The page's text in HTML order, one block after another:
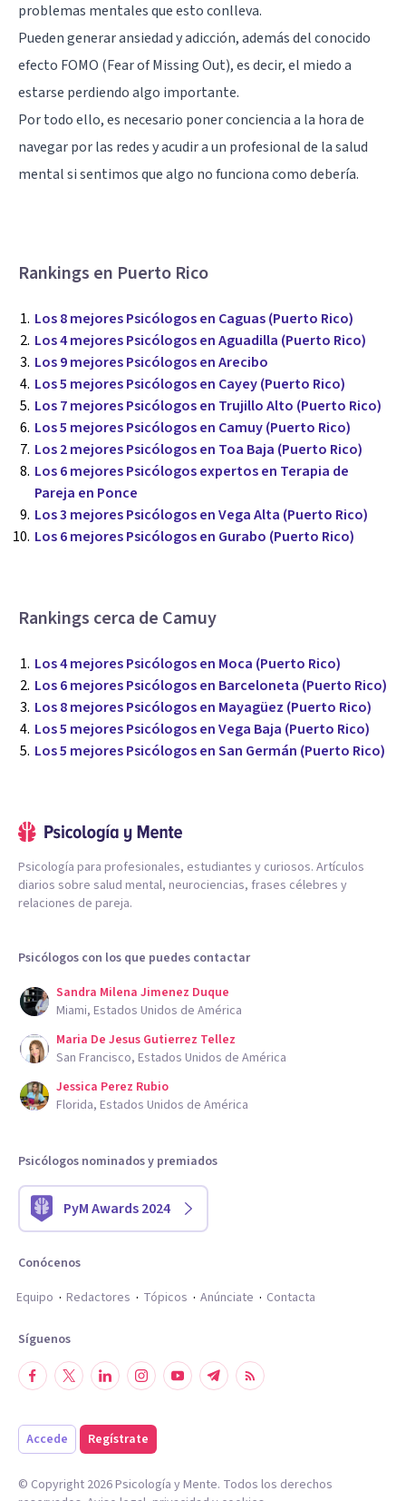
problemas mentales que esto conlleva.
Pueden generar ansiedad y adicción, además del conocido
efecto FOMO (Fear of Missing Out), es decir, el miedo a
estarse perdiendo algo importante.
Por todo ello, es necesario poner conciencia a la hora de
navegar por las redes y acudir a un profesional de la salud
mental si sentimos que algo no funciona como debería.
Rankings en Puerto Rico
Los 8 mejores Psicólogos en Caguas (Puerto Rico)
Los 4 mejores Psicólogos en Aguadilla (Puerto Rico)
Los 9 mejores Psicólogos en Arecibo
Los 5 mejores Psicólogos en Cayey (Puerto Rico)
Los 7 mejores Psicólogos en Trujillo Alto (Puerto Rico)
Los 5 mejores Psicólogos en Camuy (Puerto Rico)
Los 2 mejores Psicólogos en Toa Baja (Puerto Rico)
Los 6 mejores Psicólogos expertos en Terapia de
Pareja en Ponce
Los 3 mejores Psicólogos en Vega Alta (Puerto Rico)
Los 6 mejores Psicólogos en Gurabo (Puerto Rico)
Rankings cerca de Camuy
Los 4 mejores Psicólogos en Moca (Puerto Rico)
Los 6 mejores Psicólogos en Barceloneta (Puerto Rico)
Los 8 mejores Psicólogos en Mayagüez (Puerto Rico)
Los 5 mejores Psicólogos en Vega Baja (Puerto Rico)
Los 5 mejores Psicólogos en San Germán (Puerto Rico)
Psicología para profesionales, estudiantes y curiosos. Artículos
diarios sobre salud mental, neurociencias, frases célebres y
relaciones de pareja.
Psicólogos con los que puedes contactar
Sandra Milena Jimenez Duque
Miami, Estados Unidos de América
Maria De Jesus Gutierrez Tellez
San Francisco, Estados Unidos de América
Jessica Perez Rubio
Florida, Estados Unidos de América
Psicólogos nominados y premiados
PyM Awards 2024
Conócenos
Equipo
Redactores Tópicos Anúnciate Contacta
Síguenos
Accede Regístrate
© Copyright 2026Psicología y Mente. Todos los derechos